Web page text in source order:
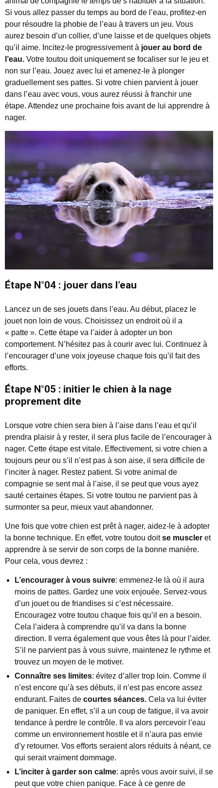
Si vous allez passer du temps au bord de l’eau, profitez-en
pour résoudre la phobie de l’eau à travers un jeu. Vous
aurez besoin d’un collier, d’une laisse et de quelques objets
qu’il aime. Incitez-le progressivement à jouer au bord de
l’eau. Votre toutou doit uniquement se focaliser sur le jeu et
non sur l’eau. Jouez avec lui et amenez-le à plonger
graduellement ses pattes. Si votre chien parvient à jouer
dans l’eau avec vous, vous aurez réussi à franchir une
étape. Attendez une prochaine fois avant de lui apprendre à
nager.
Étape N°04 : jouer dans l’eau
Lancez un de ses jouets dans l’eau. Au début, placez le
jouet non loin de vous. Choisissez un endroit où il a
« patte ». Cette étape va l’aider à adopter un bon
comportement. N’hésitez pas à courir avec lui. Continuez à
l’encourager d’une voix joyeuse chaque fois qu’il fait des
efforts.
Étape N°05 : initier le chien à la nage
proprement dite
Lorsque votre chien sera bien à l’aise dans l’eau et qu’il
prendra plaisir à y rester, il sera plus facile de l’encourager à
nager. Cette étape est vitale. Effectivement, si votre chien a
toujours peur ou s’il n’est pas à son aise, il sera difficile de
l’inciter à nager. Restez patient. Si votre animal de
compagnie se sent mal à l’aise, il se peut que vous ayez
sauté certaines étapes. Si votre toutou ne parvient pas à
surmonter sa peur, mieux vaut abandonner.
Une fois que votre chien est prêt à nager, aidez-le à adopter
la bonne technique. En effet, votre toutou doitse muscler et
apprendre à se servir de son corps de la bonne manière.
Pour cela, vous devrez :
L’encourager à vous suivre: emmenez-le là où il aura
moins de pattes. Gardez une voix enjouée. Servez-vous
d’un jouet ou de friandises si c’est nécessaire.
Encouragez votre toutou chaque fois qu’il en a besoin.
Cela l’aidera à comprendre qu’il va dans la bonne
direction. Il verra également que vous êtes là pour l’aider.
S’il ne parvient pas à vous suivre, maintenez le rythme et
trouvez un moyen de le motiver.
Connaître ses limites: évitez d’aller trop loin. Comme il
n’est encore qu’à ses débuts, il n’est pas encore assez
endurant. Faites de courtes séances. Cela va lui éviter
de paniquer. En effet, s’il a un coup de fatigue, il va avoir
tendance à perdre le contrôle. Il va alors percevoir l’eau
comme un environnement hostile et il n’aura pas envie
d’y retourner. Vos efforts seraient alors réduits à néant, ce
qui serait vraiment dommage.
L’inciter à garder son calme: après vous avoir suivi, il se
peut que votre chien panique. Face à ce genre de